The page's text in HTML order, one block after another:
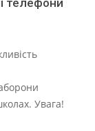
Увага!